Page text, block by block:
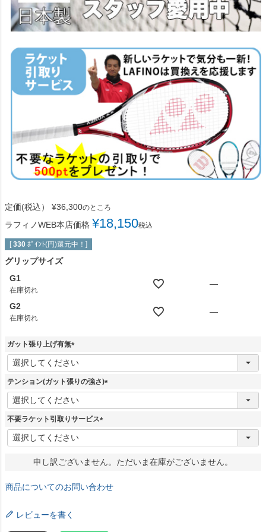
定価(税込） ¥36,300のところ
ラフィノWEB本店価格 ¥18,150税込
[ 330 ﾎﾟｲﾝﾄ(円)還元中！]
グリップサイズ
G1
在庫切れ
—
G2
在庫切れ
—
ガット張り上げ有無
(
必
須
テンション(ガット張りの強さ)
(
不要ラケット引取りサービス
(
)
申し訳ございません。ただいま在庫がございません。
商品についてのお問い合わせ
レビューを書く